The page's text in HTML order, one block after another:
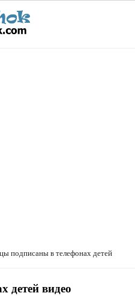
подписаны в телефонах детей
детей видео